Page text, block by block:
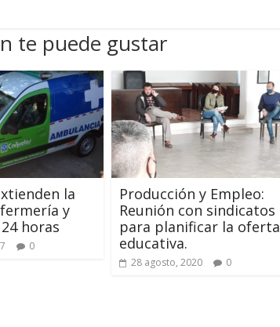
te puede gustar
la
y
horas
0
Producción y Empleo:
Reunión con sindicatos
para planificar la oferta
educativa.
28 agosto, 2020 0